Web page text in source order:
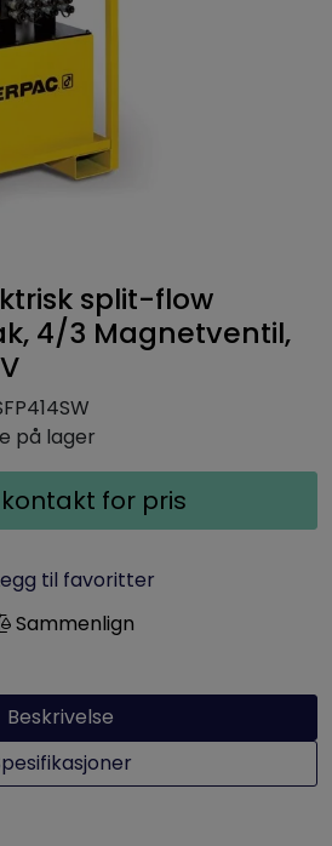
split-flow
4/3 Magnetventil,
på lager
for pris
til favoritter
Sammenlign
Beskrivelse